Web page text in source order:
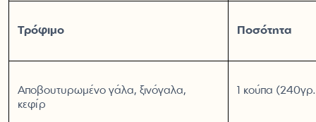
Τρόφιμο Ποσότητα
Αποβουτυρωμένο γάλα, ξινόγαλα,
κεφίρ
1 κούπα